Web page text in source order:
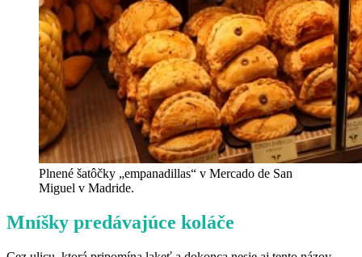
Plnené šatôčky „empanadillas“ v Mercado de San
Miguel v Madride.
Mníšky predávajúce koláče